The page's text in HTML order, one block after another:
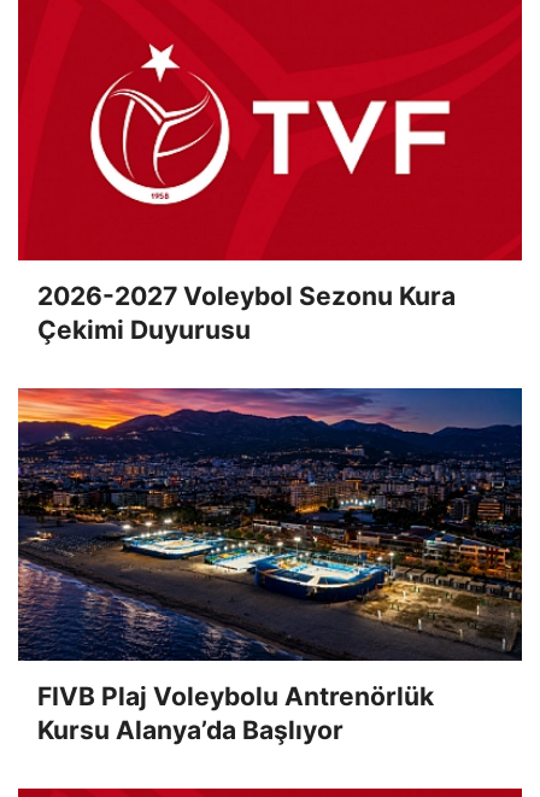
2026-2027 Voleybol Sezonu Kura
Çekimi Duyurusu
FIVB Plaj Voleybolu Antrenörlük
Kursu Alanya’da Başlıyor